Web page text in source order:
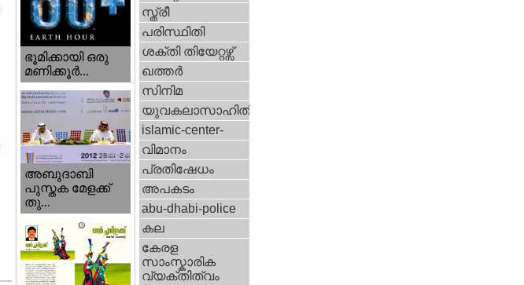
ഭൂമിക്കായി ഒരു
മണിക്കൂര്‍...
അബുദാബി
പുസ്തക മേളക്ക്
തു...
സ്ത്രീ
പരിസ്ഥിതി
ശക്തി തിയേറ്റഴ്സ്
ഖത്തര്‍
സിനിമ
യുവകലാസാഹിതി
islamic-center-
വിമാനം
പ്രതിഷേധം
അപകടം
abu-dhabi-police
കല
കേരള
സാംസ്കാരിക
വ്യക്തിത്വം